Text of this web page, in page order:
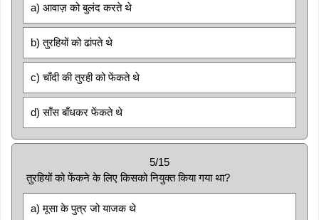
a) आवाज़ को बुलंद करते थे
b) तुरहियों को ढांपते थे
c) चाँदी की तुरही को फेंकते थे
d) साँस बाँधकर फेंकते थे
5/15
तुरहियों को फेंकने के लिए किसको नियुक्त किया गया था?
a) मूसा के पुत्र जो याजक थे